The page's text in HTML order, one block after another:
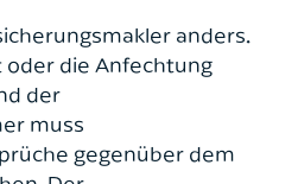
anders.
die Anfechtung
der
muss
gegenüber dem